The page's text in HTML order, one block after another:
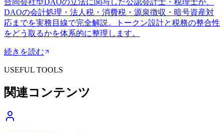
DAOの会計処理・法人税・消費税・源泉徴収・暗号資産対
応までを実務目線で完全解説。トークン設計と税務の整合性
をどう取るかを体系的に整理します。
続きを読む
USEFUL TOOLS
関連コンテンツ